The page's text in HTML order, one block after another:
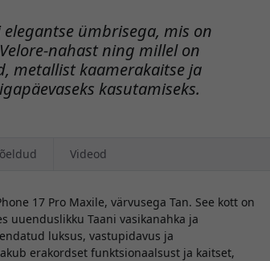
ümbrisega, mis on
nahast ning millel on
metallist kaamerakaitse ja
kasutamiseks.
Videod
17 Pro Maxile, värvusega Tan. See kott on
uuenduslikku Taani vasikanahka ja
luksus, vastupidavus ja
erakordset funktsionaalsust ja kaitset,